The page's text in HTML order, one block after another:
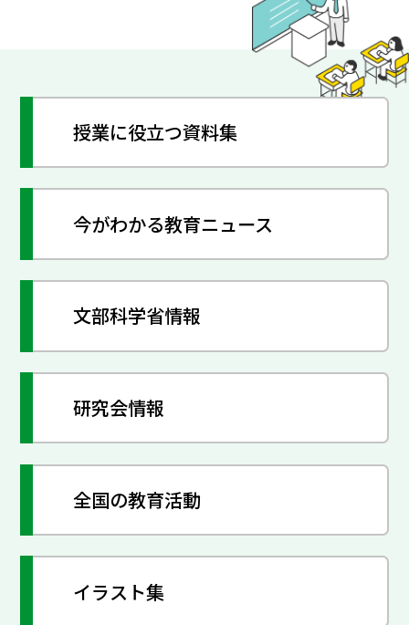
授業に役立つ資料集
今がわかる教育ニュース
文部科学省情報
研究会情報
全国の教育活動
イラスト集